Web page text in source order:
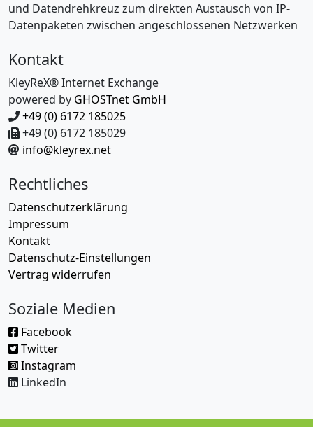
und Datendrehkreuz zum direkten Austausch von IP-
Datenpaketen zwischen angeschlossenen Netzwerken
Kontakt
KleyReX® Internet Exchange
powered by GHOSTnet GmbH
+49 (0) 6172 185025
+49 (0) 6172 185029
info@kleyrex.net
Rechtliches
Datenschutzerklärung
Impressum
Kontakt
Datenschutz-Einstellungen
Vertrag widerrufen
Soziale Medien
Facebook
Twitter
Instagram
LinkedIn